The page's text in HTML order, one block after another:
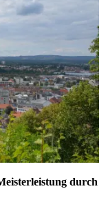
durch